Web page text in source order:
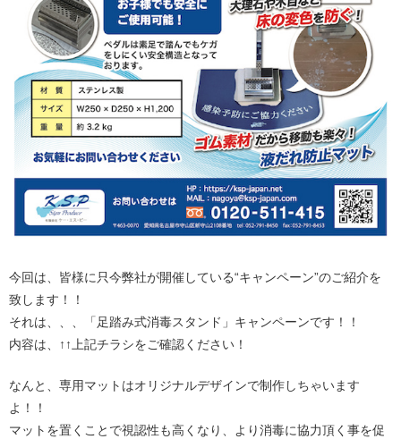
今回は、皆様に只今弊社が開催している“キャンペーン”のご紹介を
致します！！
それは、、、「足踏み式消毒スタンド」キャンペーンです！！
内容は、↑↑上記チラシをご確認ください！
なんと、専用マットはオリジナルデザインで制作しちゃいます
よ！！
マットを置くことで視認性も高くなり、より消毒に協力頂く事を促